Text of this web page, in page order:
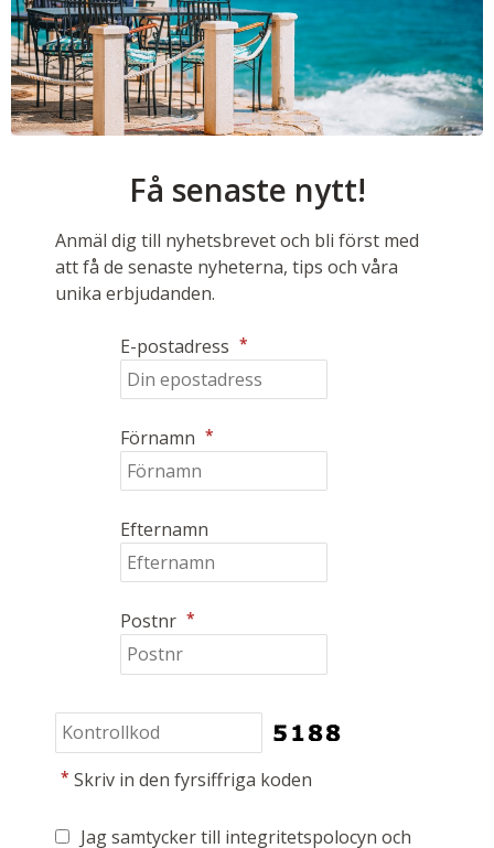
Få senaste nytt!
Anmäl dig till nyhetsbrevet och bli först med
att få de senaste nyheterna, tips och våra
unika erbjudanden.
E-postadress *
Förnamn *
Efternamn
Postnr *
* Skriv in den fyrsiffriga koden
Jag samtycker till integritetspolocyn och